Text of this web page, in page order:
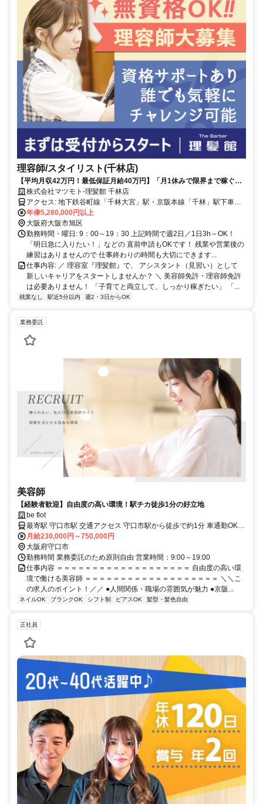
理容師/スタイリスト(千林店)
【平均月収42万円！最低保証月給40万円】「月1休みで限界まで稼ぐ」
も「長期休暇」も自由自在♪ 希望通りの働き方が叶います！
株式会社マツモト-理髪館 千林店
アクセス: 地下鉄谷町線「千林大宮」駅・京阪本線「千林」駅下車、
徒歩3分
年俸5,280,000円以上
大阪府大阪市旭区
勤務時間・曜日: 9：00～19：30 上記時間で週2日／1日3h～OK！
「明日急に入りたい！」などの 直前申請もOKです！ 残業や営業後の
練習はありませんので 仕事終わりの時間も大切にできます...
仕事内容: ／ 理容室『理髪館』で、 アシスタント（見習い）として
新しいキャリアをスタートしませんか？ ＼ 美容師免許・理容師免許
は必要ありません！ 「子育てと両立して、しっかり稼ぎたい」 「...
残業なし 駅近5分以内 週2・3日からOK
業務委託
美容師
【経験者歓迎】自由度の高い環境！駅チカ徒歩1分の好立地
be flot
最寄駅 守口市駅 交通アクセス 守口市駅から徒歩で約1分 車通勤OK
バイク通勤OK
月給230,000円～750,000円
大阪府守口市
勤務時間 業務委託のため原則自由 営業時間：9:00～19:00
仕事内容 ＝＝＝＝＝＝＝＝＝＝＝＝＝＝＝＝＝＝＝ 自由度の高い環
境で働ける美容師 ＝＝＝＝＝＝＝＝＝＝＝＝＝＝＝＝＝＝＝ ＼＼こ
の求人のポイント！／／ ●人間関係・職場の雰囲気が魅力 ●京阪...
ネイルOK ブランクOK シフト制 ピアスOK 髪型・髪色自由
正社員